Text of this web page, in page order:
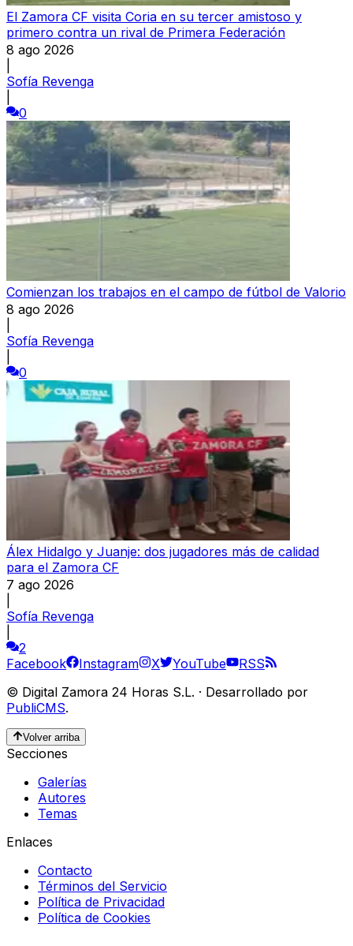
El Zamora CF visita Coria en su tercer amistoso y
primero contra un rival de Primera Federación
8 ago 2026
Sofía Revenga
0
Comienzan los trabajos en el campo de fútbol de Valorio
8 ago 2026
Sofía Revenga
0
Álex Hidalgo y Juanje: dos jugadores más de calidad
para el Zamora CF
7 ago 2026
Sofía Revenga
2
Facebook
Instagram X YouTube
RSS
© Digital Zamora 24 Horas S.L. · Desarrollado por
PubliCMS.
Volver arriba
Secciones
Galerías
Autores
Temas
Enlaces
Contacto
Términos del Servicio
Política de Privacidad
Política de Cookies